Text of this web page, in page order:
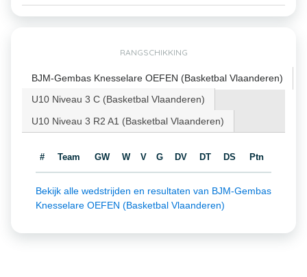
RANGSCHIKKING
BJM-Gembas Knesselare OEFEN (Basketbal Vlaanderen)
U10 Niveau 3 C (Basketbal Vlaanderen)
U10 Niveau 3 R2 A1 (Basketbal Vlaanderen)
# Team GW W V G DV DT DS Ptn
Bekijk alle wedstrijden en resultaten van BJM-Gembas
Knesselare OEFEN (Basketbal Vlaanderen)